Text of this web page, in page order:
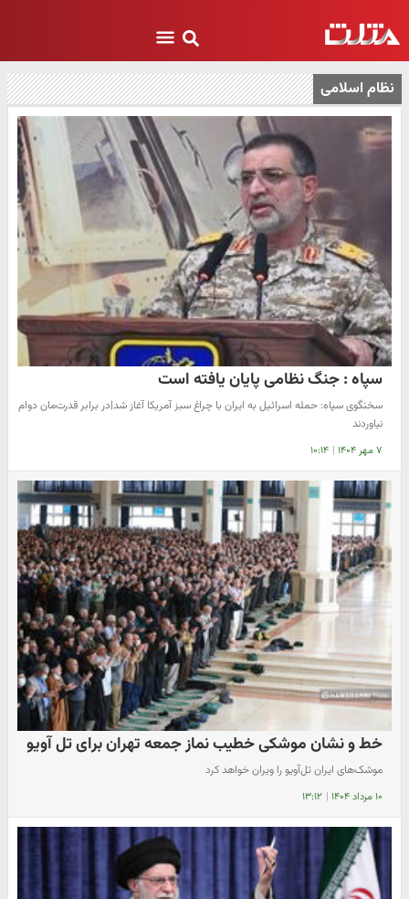
نظام اسلامی
سپاه : جنگ نظامی پایان یافته است
سخنگوی سپاه: حمله اسرائیل به ایران با چراغ سبز آمریکا آغاز شد|در برابر قدرت‌مان دوام
نیاوردند
۷ مهر ۱۴۰۴ | ۱۰:۱۴
خط و نشان موشکی خطیب نماز جمعه تهران برای تل آویو
موشک‌های ایران تل‌آویو را ویران خواهد کرد
۱۰ مرداد ۱۴۰۴ | ۱۳:۱۲